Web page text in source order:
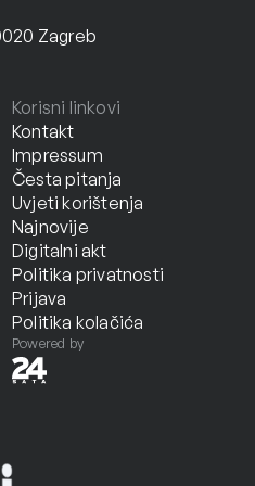
Zagreb
Korisni linkovi
Kontakt
Impressum
Česta pitanja
Uvjeti korištenja
Najnovije
Digitalni akt
Politika privatnosti
Prijava
Politika kolačića
Powered by